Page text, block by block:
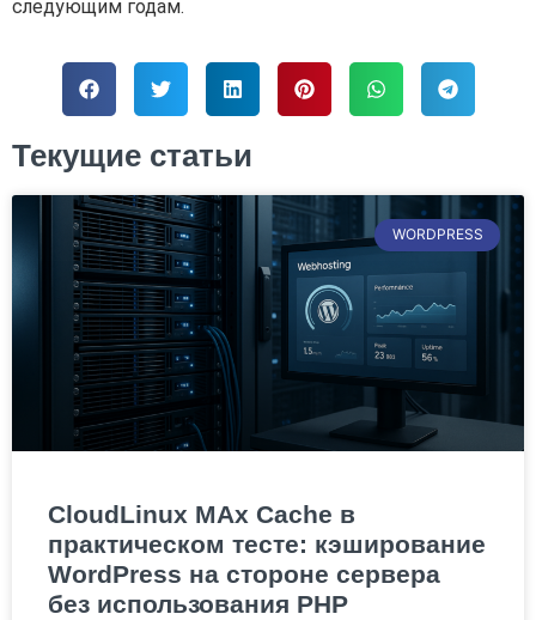
следующим годам.
Текущие статьи
WORDPRESS
CloudLinux MAx Cache в
практическом тесте: кэширование
WordPress на стороне сервера
без использования PHP